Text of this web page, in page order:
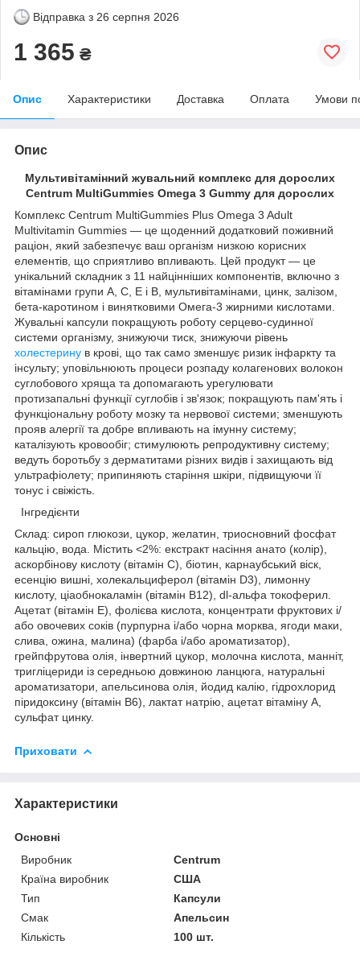
Відправка з 26 серпня 2026
1 365 ₴
Опис Характеристики Доставка Оплата Умови
Опис
Мультивітамінний жувальний комплекс для дорослих
Centrum MultiGummies Omega 3 Gummy для дорослих
Комплекс Centrum MultiGummies Plus Omega 3 Adult
Multivitamin Gummies — це щоденний додатковий поживний
раціон, який забезпечує ваш організм низкою корисних
елементів, що сприятливо впливають. Цей продукт — це
унікальний складник з 11 найцінніших компонентів, включно з
вітамінами групи А, С, Е і В, мультивітамінами, цинк, залізом,
бета-каротином і винятковими Омега-3 жирними кислотами.
Жувальні капсули покращують роботу серцево-судинної
системи організму, знижуючи тиск, знижуючи рівень
холестерину в крові, що так само зменшує ризик інфаркту та
інсульту; уповільнюють процеси розпаду колагенових волокон
суглобового хряща та допомагають урегулювати
протизапальні функції суглобів і зв'язок; покращують пам'ять і
функціональну роботу мозку та нервової системи; зменшують
прояв алергії та добре впливають на імунну систему;
каталізують кровообіг; стимулюють репродуктивну систему;
ведуть боротьбу з дерматитами різних видів і захищають від
ультрафіолету; припиняють старіння шкіри, підвищуючи її
тонус і свіжість.
Інгредієнти
Склад: сироп глюкози, цукор, желатин, триосновний фосфат
кальцію, вода. Містить <2%: екстракт насіння анато (колір),
аскорбінову кислоту (вітамін C), біотин, карнаубський віск,
есенцію вишні, холекальциферол (вітамін D3), лимонну
кислоту, ціаобнокаламін (вітамін B12), dl-альфа токоферил.
Ацетат (вітамін E), фолієва кислота, концентрати фруктових і/
або овочевих соків (пурпурна і/або чорна морква, ягоди маки,
слива, ожина, малина) (фарба і/або ароматизатор),
грейпфрутова олія, інвертний цукор, молочна кислота, манніт,
тригліцериди із середньою довжиною ланцюга, натуральні
ароматизатори, апельсинова олія, йодид калію, гідрохлорид
піридоксину (вітамін B6), лактат натрію, ацетат вітаміну А,
сульфат цинку.
Приховати
Характеристики
Основні
Виробник
Centrum
Країна виробник
США
Тип
Капсули
Смак
Апельсин
Кількість
100 шт.